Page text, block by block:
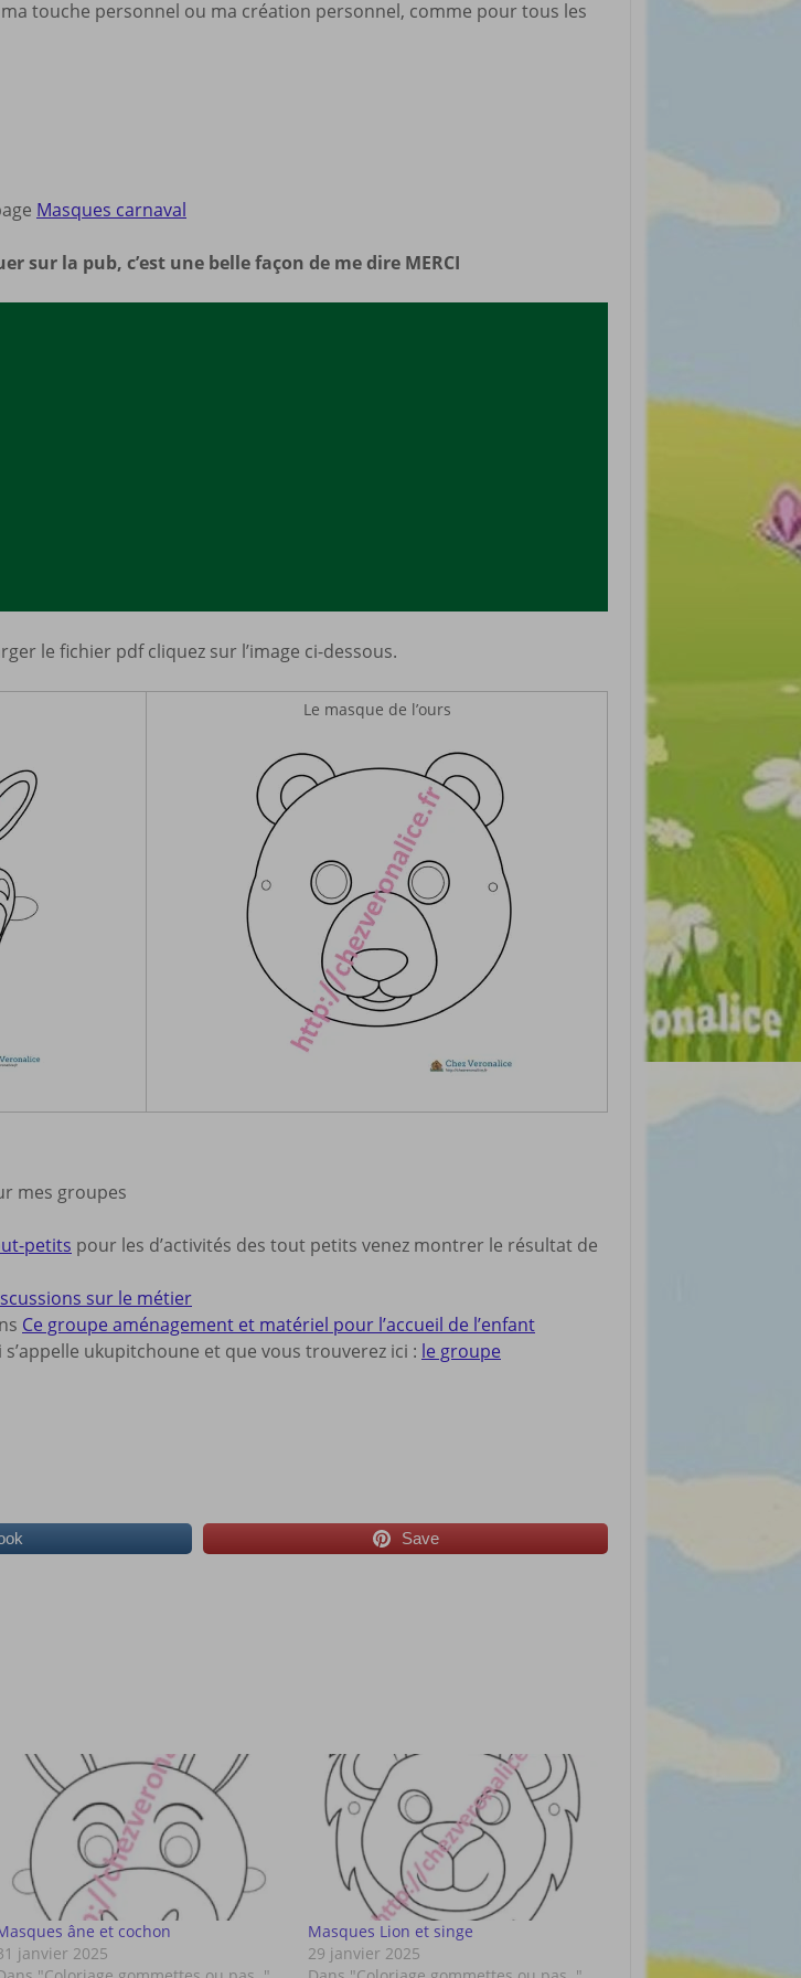
Mes articles préférés
touche personnel ou ma création personnel, comme pour tous les
Masques carnaval
sur la pub, c’est une belle façon de me dire MERCI
le fichier pdf cliquez sur l’image ci-dessous.
Le masque de l’ours
mes groupes
petits pour les d’activités des tout petits venez montrer le résultat de
sur le métier
Ce groupe aménagement et matériel pour l’accueil de l’enfant
ukupitchoune et que vous trouverez ici : le groupe
Save
âne et cochon
janvier 2025
Masques Lion et singe
29 janvier 2025